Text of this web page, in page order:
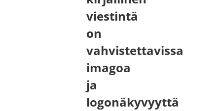
viestintä
on
vahvistettavissa
imagoa
ja
logonäkyvyyttä